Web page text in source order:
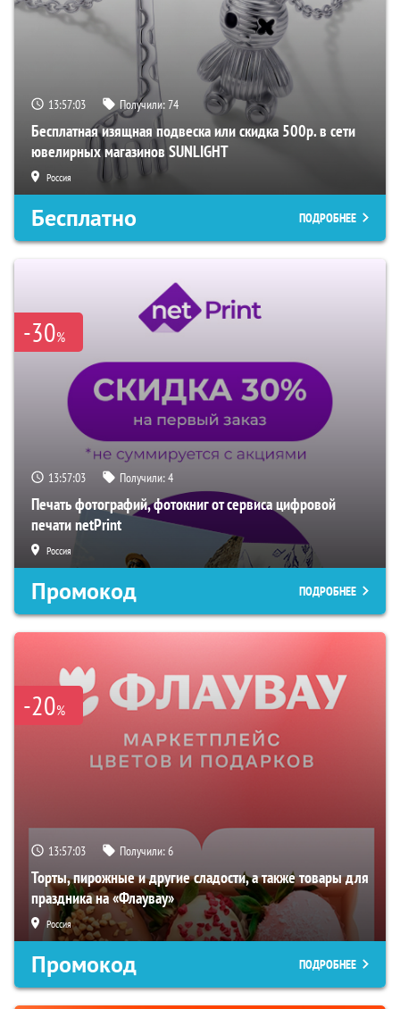
13:57:03 Получили:74
Бесплатная изящная подвеска или скидка 500р. в сети
ювелирных магазинов SUNLIGHT
Россия
Бесплатно ПОДРОБНЕЕ
-30%
13:57:03 Получили:4
Печать фотографий, фотокниг от сервиса цифровой
печати netPrint
Россия
Промокод ПОДРОБНЕЕ
-20%
13:57:03 Получили:6
Торты, пирожные и другие сладости, а также товары для
праздника на «Флаувау»
Россия
Промокод ПОДРОБНЕЕ